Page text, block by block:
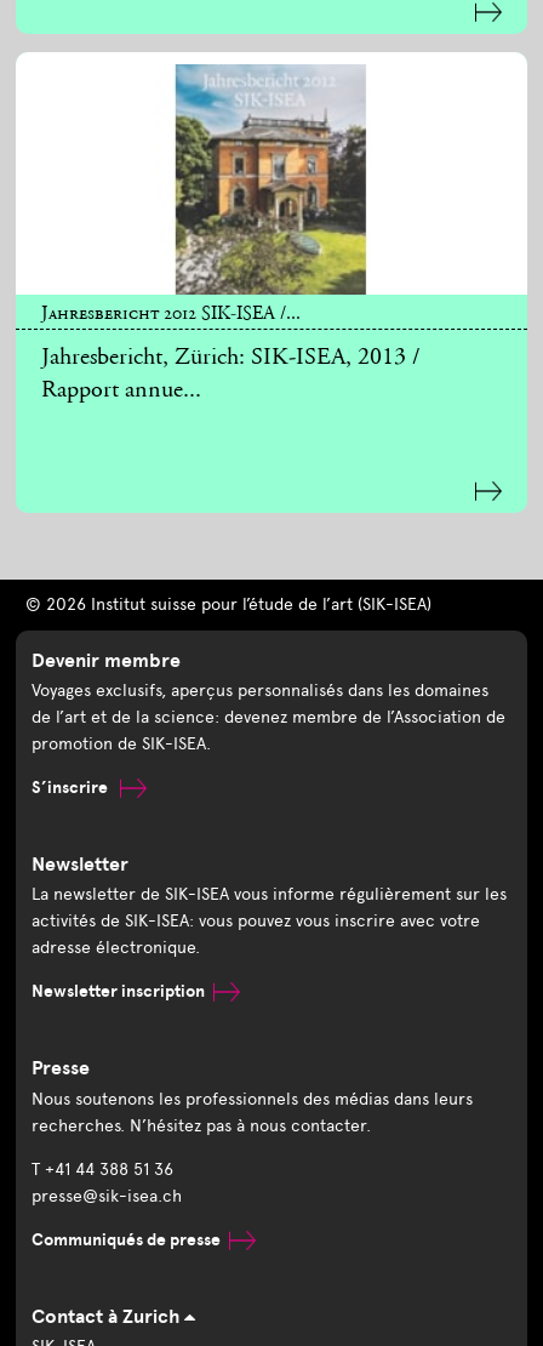
Jahresbericht 2012 SIK-ISEA /...
Jahresbericht, Zürich: SIK-ISEA, 2013 /
Rapport annue...
© 2026 Institut suisse pour l’étude de l’art (SIK-ISEA)
Devenir membre
Voyages exclusifs, aperçus personnalisés dans les domaines
de l’art et de la science: devenez membre de l’Association de
promotion de SIK-ISEA.
S’inscrire
Newsletter
La newsletter de SIK-ISEA vous informe régulièrement sur les
activités de SIK-ISEA: vous pouvez vous inscrire avec votre
adresse électronique.
Newsletter inscription
Presse
Nous soutenons les professionnels des médias dans leurs
recherches. N’hésitez pas à nous contacter.
T +41 44 388 51 36
presse@sik-isea.ch
Communiqués de presse
Contact à Zurich